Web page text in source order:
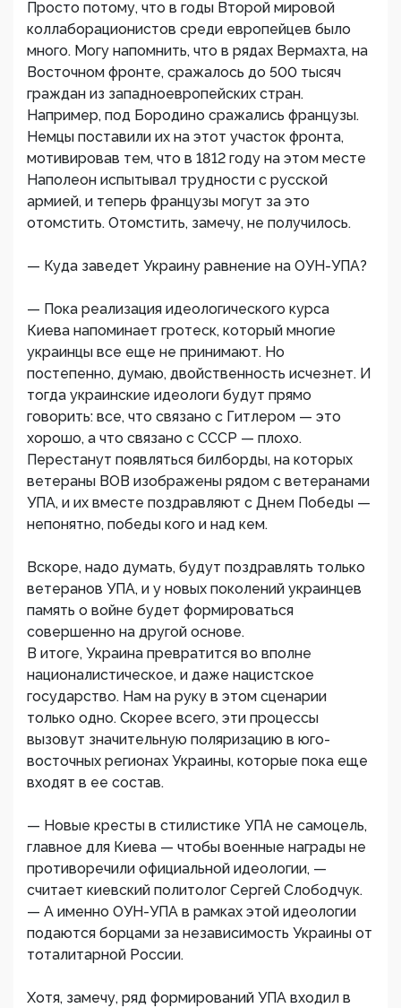
Просто потому, что в годы Второй мировой
коллаборационистов среди европейцев было
много. Могу напомнить, что в рядах Вермахта, на
Восточном фронте, сражалось до 500 тысяч
граждан из западноевропейских стран.
Например, под Бородино сражались французы.
Немцы поставили их на этот участок фронта,
мотивировав тем, что в 1812 году на этом месте
Наполеон испытывал трудности с русской
армией, и теперь французы могут за это
отомстить. Отомстить, замечу, не получилось.
— Куда заведет Украину равнение на ОУН-УПА?
— Пока реализация идеологического курса
Киева напоминает гротеск, который многие
украинцы все еще не принимают. Но
постепенно, думаю, двойственность исчезнет. И
тогда украинские идеологи будут прямо
говорить: все, что связано с Гитлером — это
хорошо, а что связано с СССР — плохо.
Перестанут появляться билборды, на которых
ветераны ВОВ изображены рядом с ветеранами
УПА, и их вместе поздравляют с Днем Победы —
непонятно, победы кого и над кем.
Вскоре, надо думать, будут поздравлять только
ветеранов УПА, и у новых поколений украинцев
память о войне будет формироваться
совершенно на другой основе.
В итоге, Украина превратится во вполне
националистическое, и даже нацистское
государство. Нам на руку в этом сценарии
только одно. Скорее всего, эти процессы
вызовут значительную поляризацию в юго-
восточных регионах Украины, которые пока еще
входят в ее состав.
— Новые кресты в стилистике УПА не самоцель,
главное для Киева — чтобы военные награды не
противоречили официальной идеологии, —
считает киевский политолог Сергей Слободчук.
— А именно ОУН-УПА в рамках этой идеологии
подаются борцами за независимость Украины от
тоталитарной России.
Хотя, замечу, ряд формирований УПА входил в